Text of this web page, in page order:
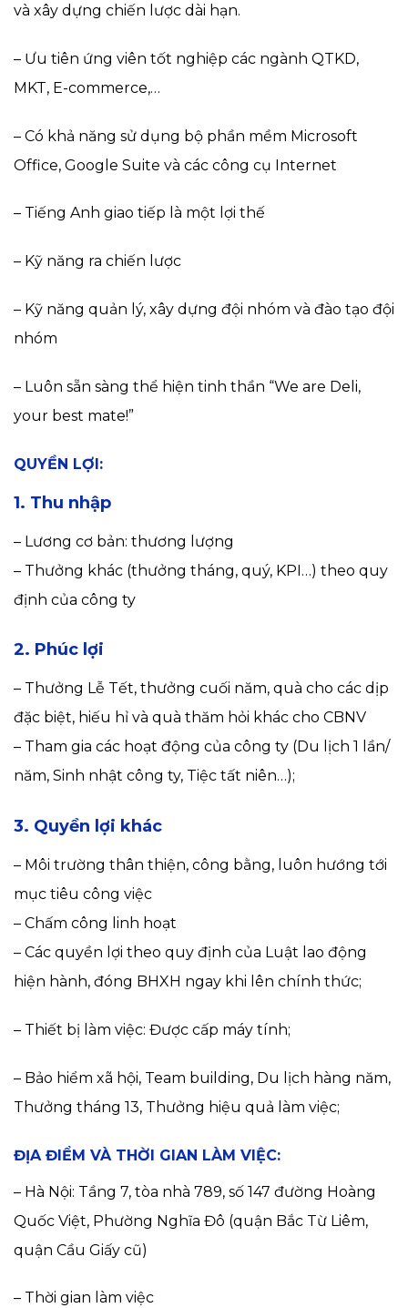
và xây dựng chiến lược dài hạn.
– Ưu tiên ứng viên tốt nghiệp các ngành QTKD,
MKT, E-commerce,…
– Có khả năng sử dụng bộ phần mềm Microsoft
Office, Google Suite và các công cụ Internet
– Tiếng Anh giao tiếp là một lợi thế
– Kỹ năng ra chiến lược
– Kỹ năng quản lý, xây dựng đội nhóm và đào tạo đội
nhóm
– Luôn sẵn sàng thể hiện tinh thần “We are Deli,
your best mate!”
QUYỀN LỢI:
1. Thu nhập
– Lương cơ bản: thương lượng
– Thưởng khác (thưởng tháng, quý, KPI…) theo quy
định của công ty
2. Phúc lợi
– Thưởng Lễ Tết, thưởng cuối năm, quà cho các dịp
đặc biệt, hiếu hỉ và quà thăm hỏi khác cho CBNV
– Tham gia các hoạt động của công ty (Du lịch 1 lần/
năm, Sinh nhật công ty, Tiệc tất niên…);
3. Quyền lợi khác
– Môi trường thân thiện, công bằng, luôn hướng tới
mục tiêu công việc
– Chấm công linh hoạt
– Các quyền lợi theo quy định của Luật lao động
hiện hành, đóng BHXH ngay khi lên chính thức;
– Thiết bị làm việc: Được cấp máy tính;
– Bảo hiểm xã hội, Team building, Du lịch hàng năm,
Thưởng tháng 13, Thưởng hiệu quả làm việc;
ĐỊA ĐIỂM VÀ THỜI GIAN LÀM VIỆC:
– Hà Nội: Tầng 7, tòa nhà 789, số 147 đường Hoàng
Quốc Việt, Phường Nghĩa Đô (quận Bắc Từ Liêm,
quận Cầu Giấy cũ)
– Thời gian làm việc